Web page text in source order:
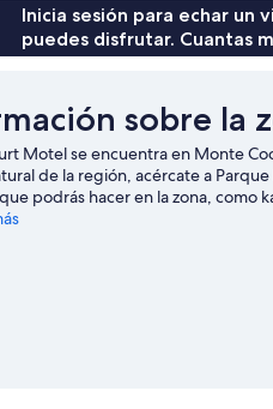
Inicia sesión para echar un
puedes disfrutar. Cuantas
sobre la
Motel se encuentra en Monte
de la región, acércate a
podrás hacer en la zona, como
al aire libre con opciones tan